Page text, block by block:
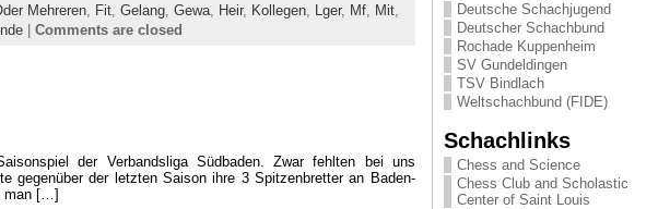
Mehreren, Fit, Gelang, Gewa, Heir, Kollegen, Lger, Mf, Mit,
| Comments are closed
der Verbandsliga Südbaden. Zwar fehlten bei uns
gegenüber der letzten Saison ihre 3 Spitzenbretter an Baden-
man […]
Deutsche Schachjugend
Deutscher Schachbund
Rochade Kuppenheim
SV Gundeldingen
TSV Bindlach
Weltschachbund (FIDE)
Schachlinks
Chess and Science
Chess Club and Scholastic
Center of Saint Louis